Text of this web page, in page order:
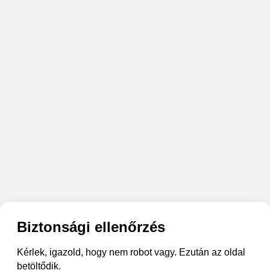
Biztonsági ellenőrzés
Kérlek, igazold, hogy nem robot vagy. Ezután az oldal
betöltődik.